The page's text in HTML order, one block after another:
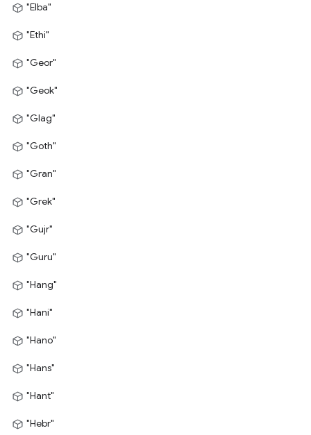
"Elba"
"Ethi"
"Geor"
"Geok"
"Glag"
"Goth"
"Gran"
"Grek"
"Gujr"
"Guru"
"Hang"
"Hani"
"Hano"
"Hans"
"Hant"
"Hebr"